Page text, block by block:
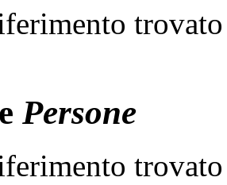
trovato
Persone
trovato